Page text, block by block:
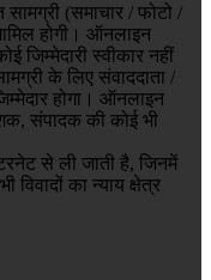
(समाचार / फोटो /
होगी। ऑनलाइन
जिम्मेदारी स्वीकार नहीं
के लिए संवाददाता /
होगा। ऑनलाइन
संपादक की कोई भी
से ली जाती है, जिनमें
का न्याय क्षेत्र